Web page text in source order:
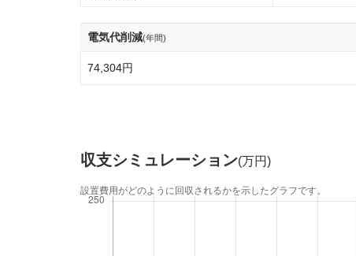
電気代削減(年間)
74,304円
収支シミュレーション(万円)
設置費用がどのように回収されるかを示したグラフです。